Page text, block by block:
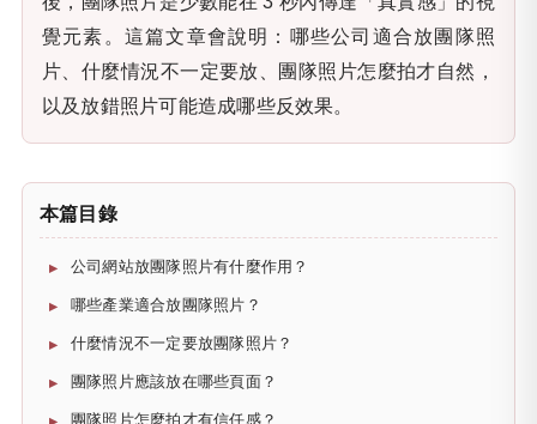
覺元素。這篇文章會說明：哪些公司適合放團隊照
片、什麼情況不一定要放、團隊照片怎麼拍才自然，
以及放錯照片可能造成哪些反效果。
本篇目錄
公司網站放團隊照片有什麼作用？
哪些產業適合放團隊照片？
什麼情況不一定要放團隊照片？
團隊照片應該放在哪些頁面？
團隊照片怎麼拍才有信任感？